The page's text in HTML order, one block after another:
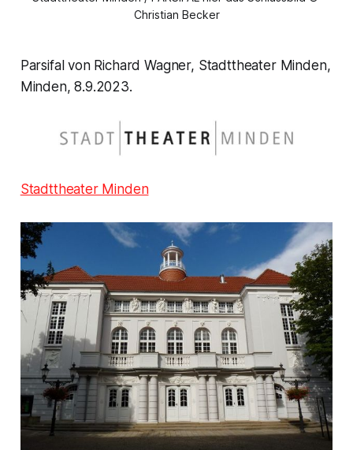
Christian Becker
Parsifal von Richard Wagner, Stadttheater Minden,
Minden, 8.9.2023.
Stadttheater Minden